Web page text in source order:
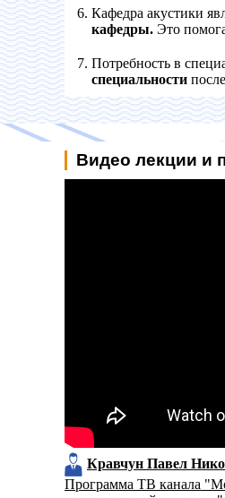
Кафедра акустики
кафедры. Это
Потребность в
специальности
Видео лекции и
Кравчун Павел
Программа ТВ канала